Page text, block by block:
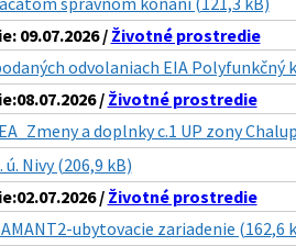
09.07.2026 / Životné prostredie
odvolaniach EIA Polyfunkčný
/ Životné prostredie
a doplnky c.1 UP zony
Nivy (206,9 kB)
/ Životné prostredie
ubytovacie zariadenie (162,6